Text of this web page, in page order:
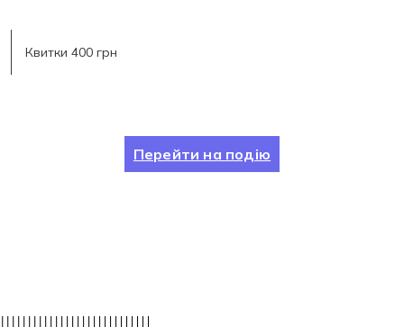
Квитки 400 грн
Перейти на подію